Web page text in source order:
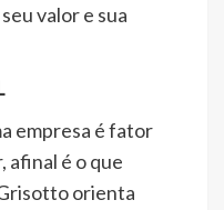
valor e sua
empresa é fator
afinal é o que
orienta